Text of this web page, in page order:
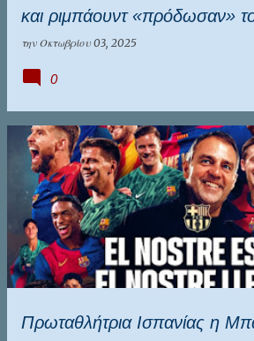
και ριμπάουντ «πρόδωσαν»
την Οκτωβρίου 03, 2025
0
Πρωταθλήτρια Ισπανίας η